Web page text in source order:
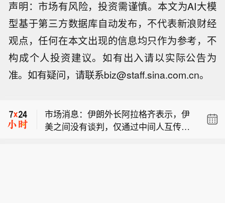
声明：市场有风险，投资需谨慎。本文为AI大模
型基于第三方数据库自动发布，不代表新浪财经
观点，任何在本文出现的信息均只作为参考，不
构成个人投资建议。如有出入请以实际公告为
准。如有疑问，请联系biz@staff.sina.com.cn。
市场消息：伊朗外长阿拉格齐表示，伊
美之间没有谈判，仅通过中间人互传信
息。
【加拿大不列颠哥伦比亚省进入紧急状
态】加拿大不列颠哥伦比亚省政府8月8
比亚省省长戴维·伊比在新闻发布会上表
示，目前状况非常危险，火势蔓延迅速
市场消息：伊朗外长阿拉格齐表示，伊
美之间没有谈判，仅通过中间人互传信